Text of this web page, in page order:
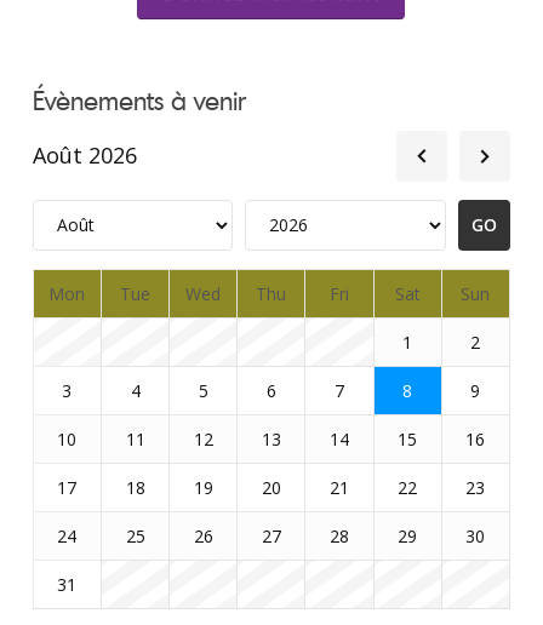
Évènements à venir
Août 2026
Mon Tue Wed Thu Fri Sat Sun
1 2
3 4 5 6 7 8 9
10 11 12 13 14 15 16
17 18 19 20 21 22 23
24 25 26 27 28 29 30
31